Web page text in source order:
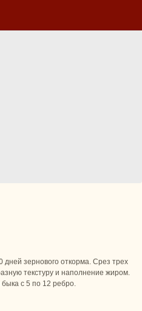
зернового откорма. Срез трех
текстуру и наполнение жиром.
с 5 по 12 ребро.